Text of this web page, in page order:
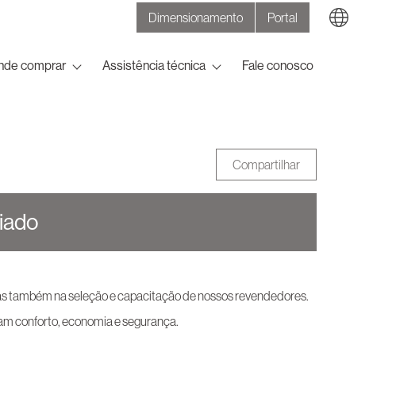
Dimensionamento Portal
comprar Assistência técnica Fale conosco
Compartilhar
também na seleção e capacitação de nossos revendedores.
conforto, economia e segurança.